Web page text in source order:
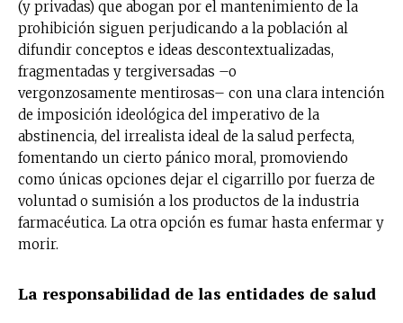
(y privadas) que abogan por el mantenimiento de la
prohibición siguen perjudicando a la población al
difundir conceptos e ideas descontextualizadas,
fragmentadas y tergiversadas –o
vergonzosamente mentirosas– ​con una clara intención
de imposición ideológica del imperativo de la
abstinencia, del irrealista ideal de la salud perfecta,
fomentando un cierto pánico moral, promoviendo
como únicas opciones dejar el cigarrillo por fuerza de
voluntad o sumisión a los productos de la industria
farmacéutica. La otra opción es fumar hasta enfermar y
morir.
La responsabilidad de las entidades de salud